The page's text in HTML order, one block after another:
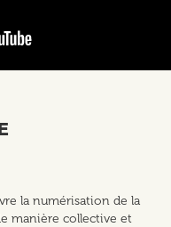
la numérisation de la
manière collective et